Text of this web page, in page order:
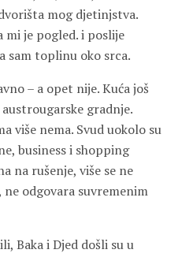
mog djetinjstva.
mi je pogled. i poslije
sam toplinu oko srca.
– a opet nije. Kuća još
gradnje.
više nema. Svud uokolo su
business i shopping
na rušenje, više se ne
odgovara suvremenim
Baka i Djed došli su u